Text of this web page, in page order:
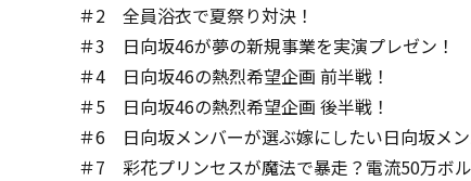
＃2 全員浴衣で夏祭り対決！
＃3 日向坂46が夢の新規事業を実演プレゼン！
＃4 日向坂46の熱烈希望企画 前半戦！
＃5 日向坂46の熱烈希望企画 後半戦！
＃6 日向坂メンバーが選ぶ嫁にしたい日向坂メン
＃7 彩花プリンセスが魔法で暴走？電流50万ボ